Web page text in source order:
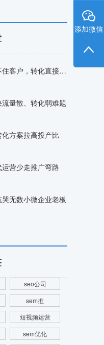
竞价投流砸钱不断，网站留不住客户，转化直接归零
量散、转化弱难题
方案拉高投产比
营少走推广弯路
无数小微企业老板
seo公司
sem推
短视频运营
sem优化
添加微信